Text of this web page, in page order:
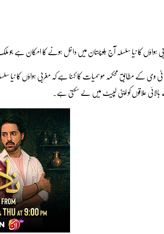
ہواؤں کا نیا سلسلہ آج بلوچستان میں داخل ہونے کا امکان ہے
علاقوں کو اپنی لپیٹ میں لے سکتی ہے۔